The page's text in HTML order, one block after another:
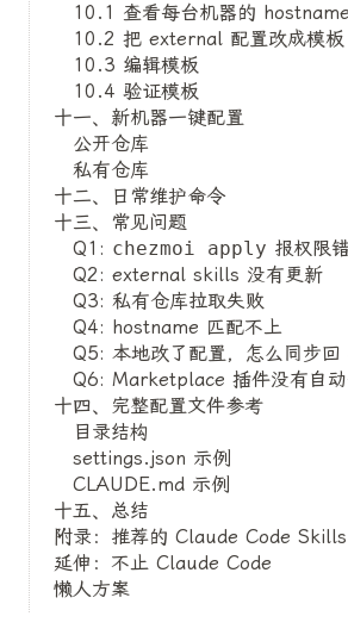
10.1 查看每台机器的 hostname
10.2 把 external 配置改成模板
10.3 编辑模板
10.4 验证模板
十一、新机器一键配置
公开仓库
私有仓库
十二、日常维护命令
十三、常见问题
Q1: chezmoi apply 报权限
Q2: external skills 没有更新
Q3: 私有仓库拉取失败
Q4: hostname 匹配不上
Q5: 本地改了配置，怎么同步回
Q6: Marketplace 插件没有自
十四、完整配置文件参考
目录结构
settings.json 示例
CLAUDE.md 示例
十五、总结
附录：推荐的 Claude Code Skills
延伸：不止 Claude Code
懒人方案